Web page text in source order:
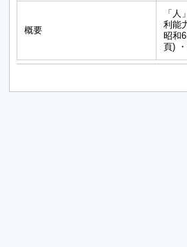
概要
「
利能
昭和
頁)